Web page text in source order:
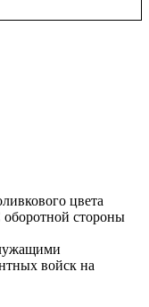
цвета
стороны
войск на